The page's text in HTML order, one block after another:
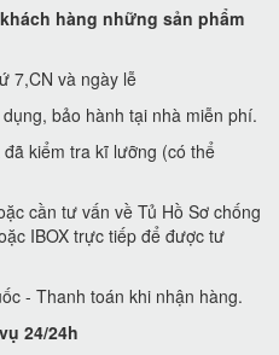
hàng những sản phẩm
7,CN và ngày lễ
bảo hành tại nhà miễn phí.
kiểm tra kĩ lưỡng (có thể
cần tư vấn về Tủ Hồ Sơ chống
IBOX trực tiếp để được tư
- Thanh toán khi nhận hàng.
24/24h